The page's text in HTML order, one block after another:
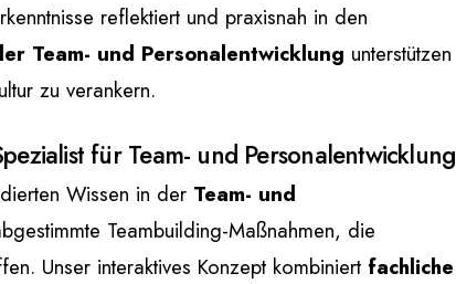
reflektiert und praxisnah in den
Team- und Personalentwicklung unterstützen
zu verankern.
für Team- und Personalentwicklung
Wissen in der Team- und
Teambuilding-Maßnahmen, die
Unser interaktives Konzept kombiniert fachliche